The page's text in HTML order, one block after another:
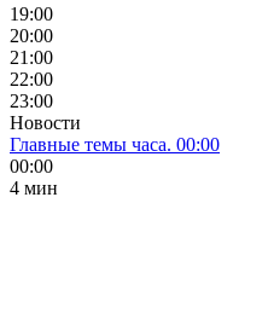
19:00
20:00
21:00
22:00
23:00
Новости
Главные темы часа. 00:00
00:00
4 мин